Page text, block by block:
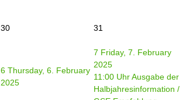
30 31
6 Thursday, 6. February
2025
7 Friday, 7. February
2025
11:00 Uhr Ausgabe der
Halbjahresinformation /